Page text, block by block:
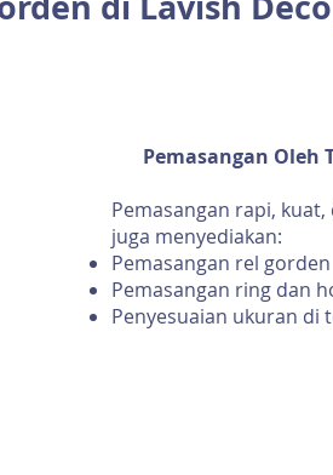
Pemasangan Oleh
Pemasangan rapi,
juga menyediakan:
Pemasangan rel gorden
Pemasangan ring dan
Penyesuaian ukuran di